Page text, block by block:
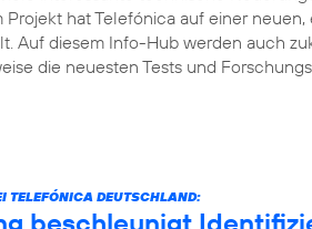
Projekt hat Telefónica auf einer
Auf diesem Info-Hub werden auch
die neuesten Tests und
TELEFÓNICA DEUTSCHLAND:
beschleunigt